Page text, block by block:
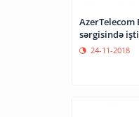
AzerTelecom
sərgisində
24-11-2018